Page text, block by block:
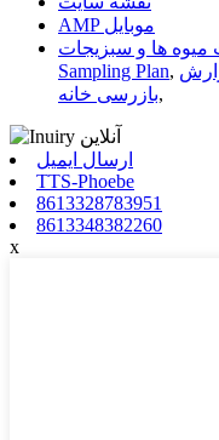
AMP موبایل
میوه ها و سبزیجات
Sampling Plan,
بازرسی خانه,
ارسال ایمیل
TTS-Phoebe
8613328783951
8613348382260
x